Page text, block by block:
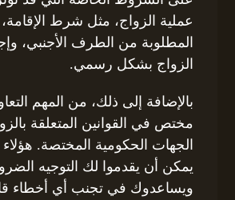
عملية الزواج، مثل شرط الإقامة،
المطلوبة من الطرف الأجنبي،
الزواج بشكل رسمي.
بالإضافة إلى ذلك، من المهم
مختص في القوانين المتعلقة
الجهات الحكومية المختصة.
يمكن أن يقدموا لك التوجيه
ويساعدوك في تجنب أي أخطاء